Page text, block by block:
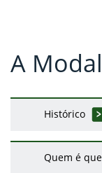
Fim da navegação
Início do
A
Histórico
Quem é